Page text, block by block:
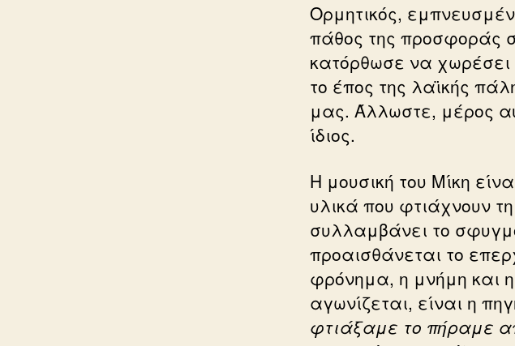
Ορμητικός,
πάθος της προσφοράς
κατόρθωσε να
το έπος της λαϊκής
μας. Άλλωστε, μέρος
ίδιος.
Η μουσική του Μίκη
υλικά που φτιάχνουν
συλλαμβάνει το
προαισθάνεται το
φρόνημα, η μνήμη και
αγωνίζεται, είναι η
φτιάξαμε το πήραμε